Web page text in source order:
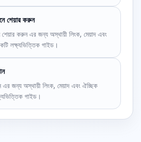
শেয়ার করুন
করুন এর জন্য অস্থায়ী লিংক, মেয়াদ এবং
লক্ষ্যভিত্তিক গাইড।
এর জন্য অস্থায়ী লিংক, মেয়াদ এবং ঐচ্ছিক
গাইড।